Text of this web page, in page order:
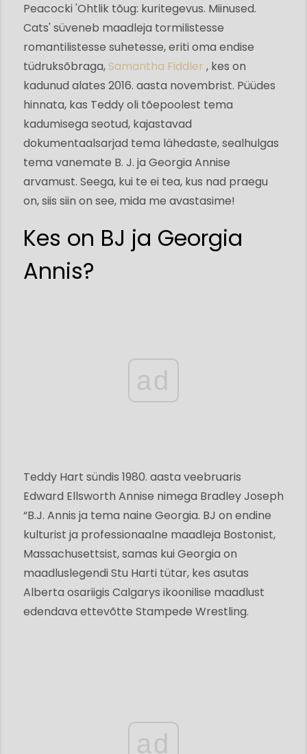
Peacocki 'Ohtlik tõug: kuritegevus. Miinused.
Cats' süveneb maadleja tormilistesse
romantilistesse suhetesse, eriti oma endise
tüdruksõbraga, Samantha Fiddler , kes on
kadunud alates 2016. aasta novembrist. Püüdes
hinnata, kas Teddy oli tõepoolest tema
kadumisega seotud, kajastavad
dokumentaalsarjad tema lähedaste, sealhulgas
tema vanemate B. J. ja Georgia Annise
arvamust. Seega, kui te ei tea, kus nad praegu
on, siis siin on see, mida me avastasime!
Kes on BJ ja Georgia
Annis?
ad
Teddy Hart sündis 1980. aasta veebruaris
Edward Ellsworth Annise nimega Bradley Joseph
“B.J. Annis ja tema naine Georgia. BJ on endine
kulturist ja professionaalne maadleja Bostonist,
Massachusettsist, samas kui Georgia on
maadluslegendi Stu Harti tütar, kes asutas
Alberta osariigis Calgarys ikoonilise maadlust
edendava ettevõtte Stampede Wrestling.
ad